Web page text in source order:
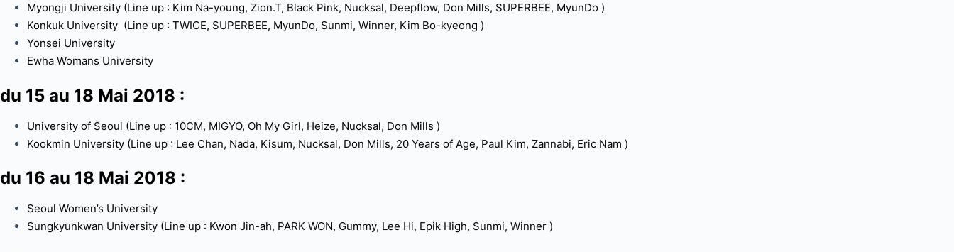
Myongji University (Line up : Kim Na-young, Zion.T, Black Pink, Nucksal, Deepflow, Don Mills, SUPERBEE, MyunDo )
Konkuk University (Line up : TWICE, SUPERBEE, MyunDo, Sunmi, Winner, Kim Bo-kyeong )
Yonsei University
Ewha Womans University
du 15 au 18 Mai 2018 :
University of Seoul (Line up : 10CM, MIGYO, Oh My Girl, Heize, Nucksal, Don Mills )
Kookmin University (Line up : Lee Chan, Nada, Kisum, Nucksal, Don Mills, 20 Years of Age, Paul Kim, Zannabi, Eric Nam )
du 16 au 18 Mai 2018 :
Seoul Women’s University
Sungkyunkwan University (Line up : Kwon Jin-ah, PARK WON, Gummy, Lee Hi, Epik High, Sunmi, Winner )